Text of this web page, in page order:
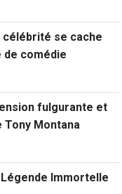
célébrité se cache
de comédie
fulgurante et
Tony Montana
Immortelle